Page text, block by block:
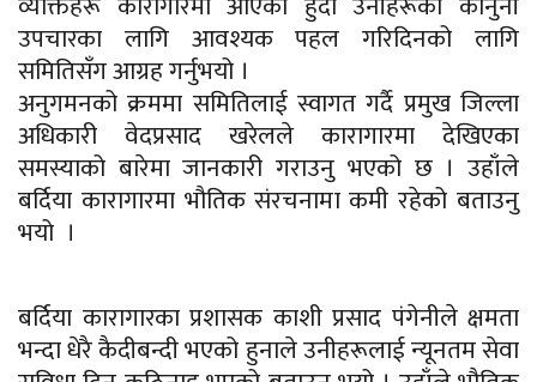
उपचारका लागि आवश्यक पहल गरिदिनको लागि
समितिसँग आग्रह गर्नुभयो ।
अनुगमनको क्रममा समितिलाई स्वागत गर्दै प्रमुख जिल्ला
अधिकारी वेदप्रसाद खरेलले कारागारमा देखिएका
समस्याको बारेमा जानकारी गराउनु भएको छ । उहाँले
बर्दिया कारागारमा भौतिक संरचनामा कमी रहेको बताउनु
भयो ।
बर्दिया कारागारका प्रशासक काशी प्रसाद पंगेनीलेक्षमता
भन्दा धेरै कैदीबन्दी भएको हुनाले उनीहरूलाई न्यूनतम सेवा